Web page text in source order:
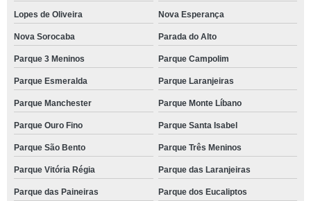
Lopes de Oliveira Nova Esperança
Nova Sorocaba Parada do Alto
Parque 3 Meninos Parque Campolim
Parque Esmeralda Parque Laranjeiras
Parque Manchester Parque Monte Líbano
Parque Ouro Fino Parque Santa Isabel
Parque São Bento Parque Três Meninos
Parque Vitória Régia Parque das Laranjeiras
Parque das Paineiras Parque dos Eucaliptos